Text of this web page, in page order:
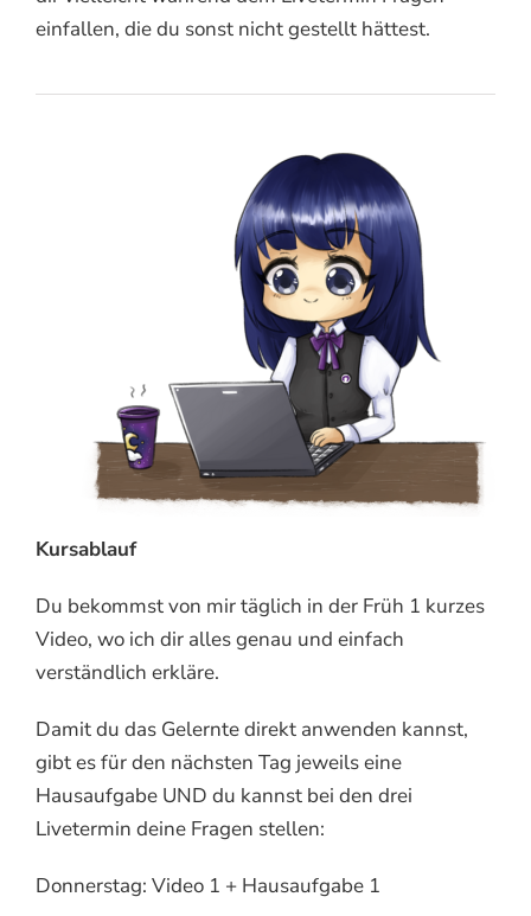
einfallen, die du sonst nicht gestellt hättest.
Kursablauf
Du bekommst von mir täglich in der Früh 1 kurzes
Video, wo ich dir alles genau und einfach
verständlich erkläre.
Damit du das Gelernte direkt anwenden kannst,
gibt es für den nächsten Tag jeweils eine
Hausaufgabe UND du kannst bei den drei
Livetermin deine Fragen stellen:
Donnerstag: Video 1 + Hausaufgabe 1